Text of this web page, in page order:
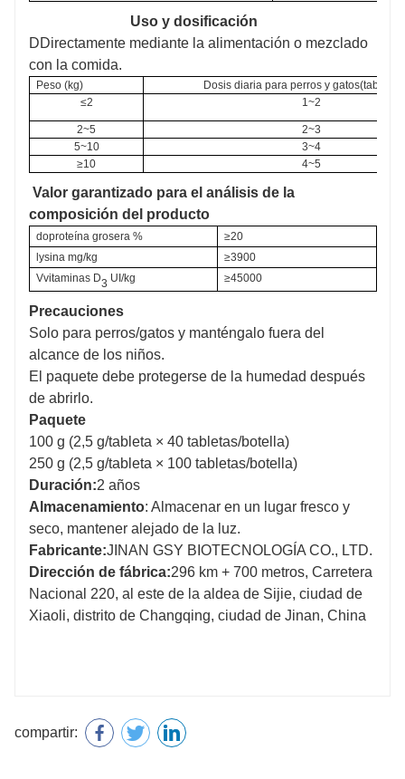
Uso y dosificación
DDirectamente mediante la alimentación o mezclado
con la comida.
Peso (kg) Dosis diaria para perros y gatos(tableta
≤2
1~2
2~5
2~3
5~10
3~4
≥10
4~5
Valor garantizado para el análisis de la
composición del producto
doproteína grosera % ≥20
lysina mg/kg ≥3900
Vvitaminas D3 UI/kg ≥45000
Precauciones
Solo para perros/gatos y manténgalo fuera del
alcance de los niños.
El paquete debe protegerse de la humedad después
de abrirlo.
Paquete
100 g (2,5 g/tableta × 40 tabletas/botella)
250 g (2,5 g/tableta × 100 tabletas/botella)
Duración:2 años
Almacenamiento: Almacenar en un lugar fresco y
seco, mantener alejado de la luz.
Fabricante:JINAN GSY BIOTECNOLOGÍA CO., LTD.
Dirección de fábrica:296 km + 700 metros, Carretera
Nacional 220, al este de la aldea de Sijie, ciudad de
Xiaoli, distrito de Changqing, ciudad de Jinan, China
compartir: